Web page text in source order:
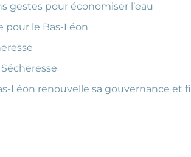
gestes pour économiser l’eau
pour le Bas-Léon
Léon renouvelle sa gouvernance et